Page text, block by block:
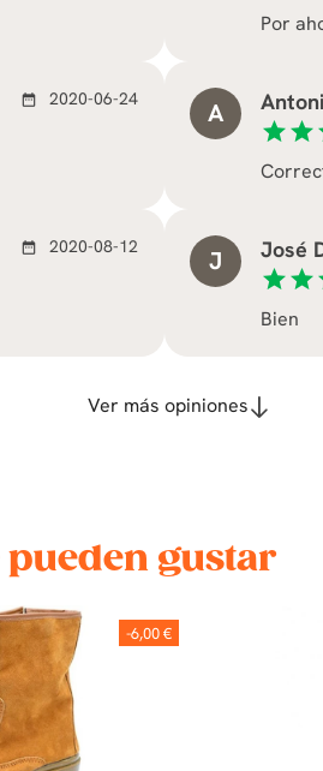
Por
date_range 2020-06-24 A
starstar
date_range 2020-08-12 J
José
starstar
Bien
Ver más opiniones
gustar
-6,00 €